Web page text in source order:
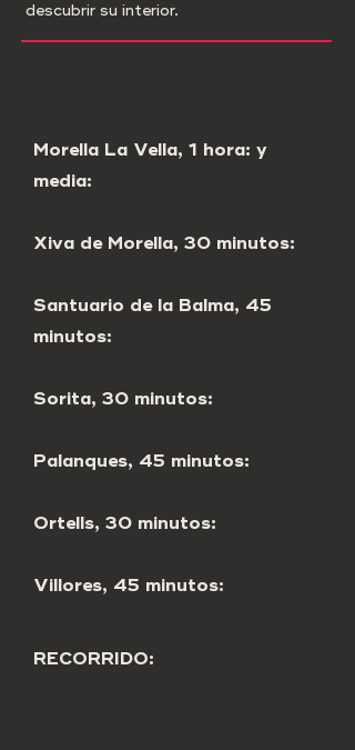
descubrir su interior.
Morella La Vella, 1 hora: y
media:
Xiva de Morella, 30 minutos:
Santuario de la Balma, 45
minutos:
Sorita, 30 minutos:
Palanques, 45 minutos:
Ortells, 30 minutos:
Villores, 45 minutos:
RECORRIDO: